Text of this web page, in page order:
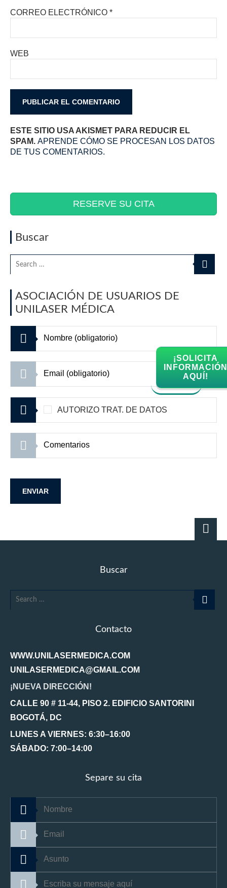
RESERVE SU CITA
Buscar
ASOCIACIÓN DE USUARIOS DE
UNILASER MÉDICA
AUTORIZO TRAT. DE DATOS
CORREO ELECTRÓNICO *
WEB
ESTE SITIO USA AKISMET PARA REDUCIR EL
SPAM. APRENDE CÓMO SE PROCESAN LOS DATOS
DE TUS COMENTARIOS.
Buscar
Contacto
WWW.UNILASERMEDICA.COM
UNILASERMEDICA@GMAIL.COM
¡NUEVA DIRECCIÓN!
CALLE 90 # 11-44, PISO 2. EDIFICIO SANTORINI
BOGOTÁ, DC
LUNES A VIERNES: 6:30–16:00
SÁBADO: 7:00–14:00
Separe su cita
¡SOLICITA
INFORMACIÓN
AQUÍ!